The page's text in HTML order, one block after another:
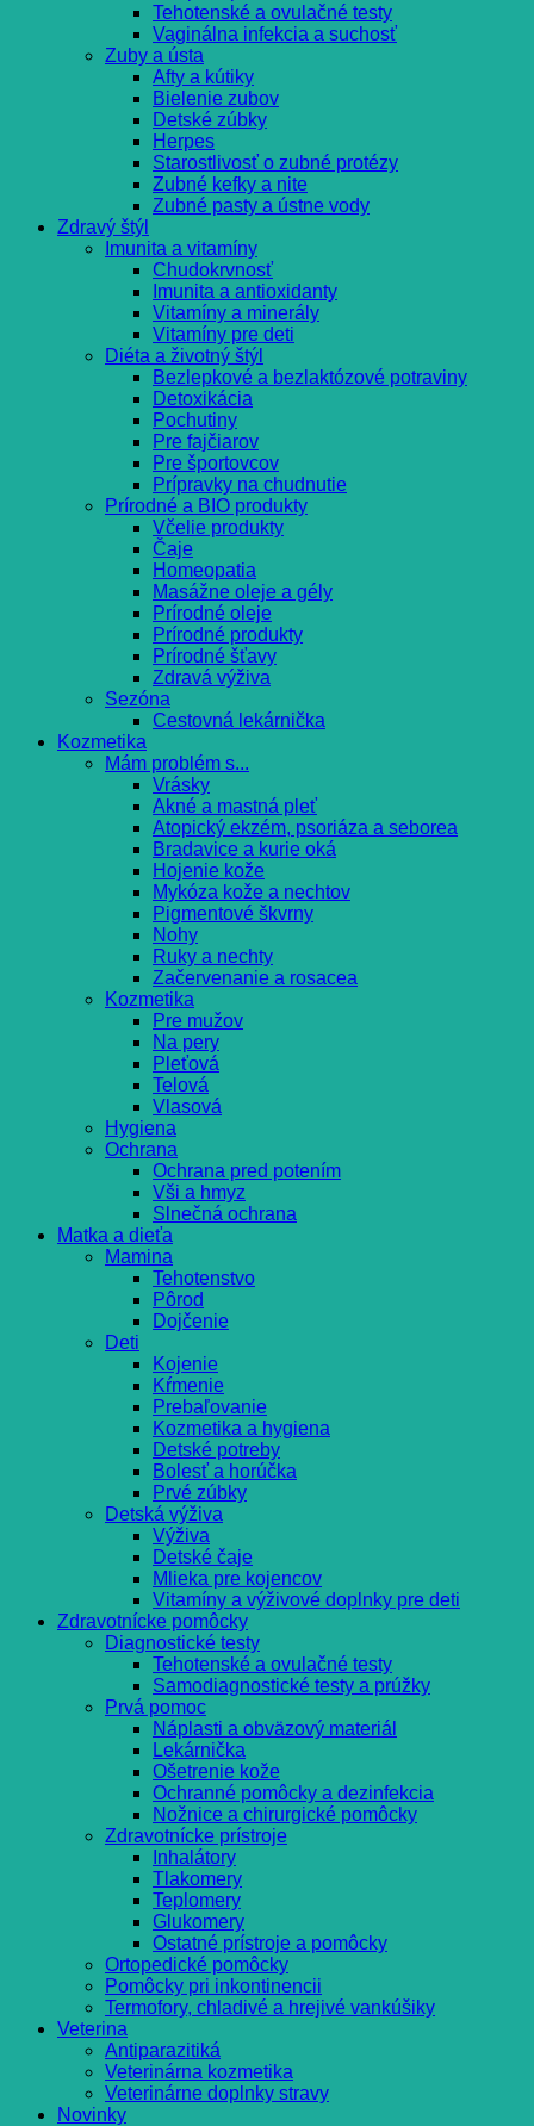
Tehotenské a ovulačné testy
Vaginálna infekcia a suchosť
Zuby a ústa
Afty a kútiky
Bielenie zubov
Detské zúbky
Herpes
Starostlivosť o zubné protézy
Zubné kefky a nite
Zubné pasty a ústne vody
Zdravý štýl
Imunita a vitamíny
Chudokrvnosť
Imunita a antioxidanty
Vitamíny a minerály
Vitamíny pre deti
Diéta a životný štýl
Bezlepkové a bezlaktózové potraviny
Detoxikácia
Pochutiny
Pre fajčiarov
Pre športovcov
Prípravky na chudnutie
Prírodné a BIO produkty
Včelie produkty
Čaje
Homeopatia
Masážne oleje a gély
Prírodné oleje
Prírodné produkty
Prírodné šťavy
Zdravá výživa
Sezóna
Cestovná lekárnička
Kozmetika
Mám problém s...
Vrásky
Akné a mastná pleť
Atopický ekzém, psoriáza a seborea
Bradavice a kurie oká
Hojenie kože
Mykóza kože a nechtov
Pigmentové škvrny
Nohy
Ruky a nechty
Začervenanie a rosacea
Kozmetika
Pre mužov
Na pery
Pleťová
Telová
Vlasová
Hygiena
Ochrana
Ochrana pred potením
Vši a hmyz
Slnečná ochrana
Matka a dieťa
Mamina
Tehotenstvo
Pôrod
Dojčenie
Deti
Kojenie
Kŕmenie
Prebaľovanie
Kozmetika a hygiena
Detské potreby
Bolesť a horúčka
Prvé zúbky
Detská výživa
Výživa
Detské čaje
Mlieka pre kojencov
Vitamíny a výživové doplnky pre deti
Zdravotnícke pomôcky
Diagnostické testy
Tehotenské a ovulačné testy
Samodiagnostické testy a prúžky
Prvá pomoc
Náplasti a obväzový materiál
Lekárnička
Ošetrenie kože
Ochranné pomôcky a dezinfekcia
Nožnice a chirurgické pomôcky
Zdravotnícke prístroje
Inhalátory
Tlakomery
Teplomery
Glukomery
Ostatné prístroje a pomôcky
Ortopedické pomôcky
Pomôcky pri inkontinencii
Termofory, chladivé a hrejivé vankúšiky
Veterina
Antiparazitiká
Veterinárna kozmetika
Veterinárne doplnky stravy
Novinky